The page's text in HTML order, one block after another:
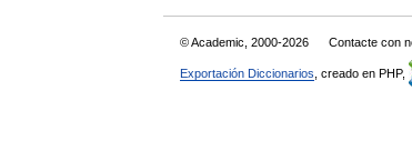
© Academic, 2000-2026 Contacte con
Exportación Diccionarios , creado en PHP,